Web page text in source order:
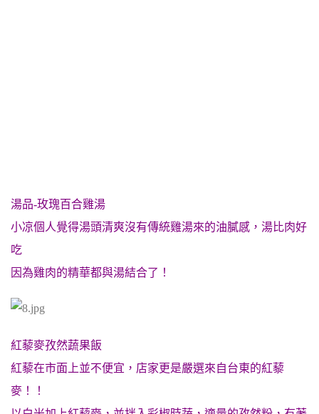
湯品-玫瑰百合雞湯
小凉個人覺得湯頭清爽沒有傳統雞湯來的油膩感，湯比肉好
吃
因為雞肉的精華都與湯結合了！
紅藜麥孜然蔬果飯
紅藜在市面上並不便宜，店家更是嚴選來自台東的紅藜
麥！！